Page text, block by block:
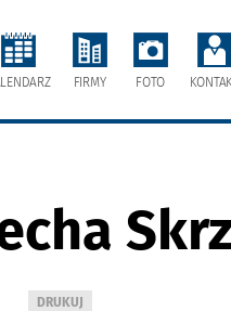
FIRMY FOTO
WYDRUKUJ
DRUKUJ